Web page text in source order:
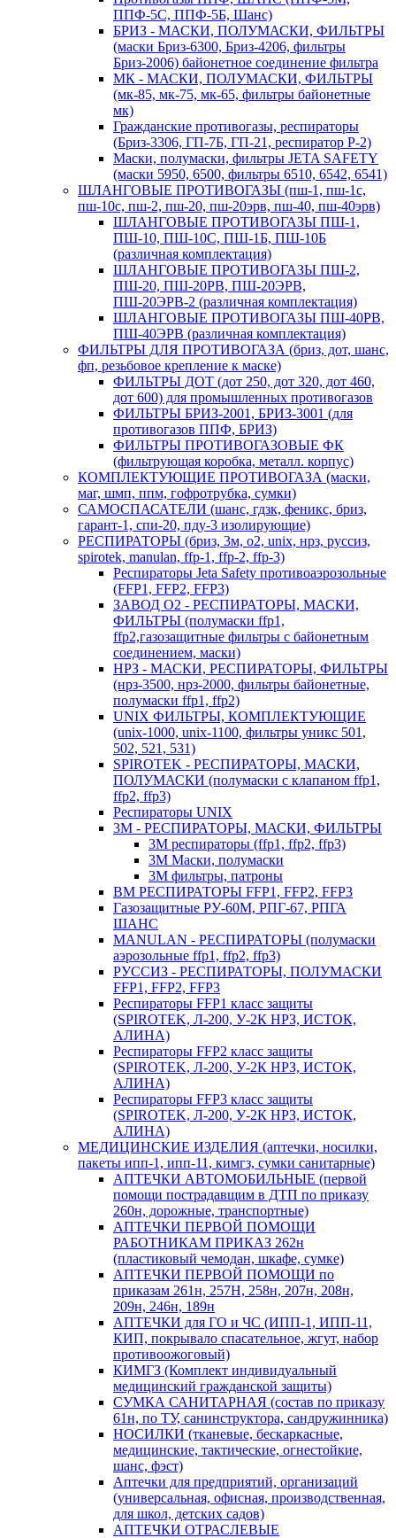
ППФ-5С, ППФ-5Б, Шанс)
БРИЗ - МАСКИ, ПОЛУМАСКИ, ФИЛЬТРЫ
(маски Бриз-6300, Бриз-4206, фильтры
Бриз-2006) байонетное соединение фильтра
МК - МАСКИ, ПОЛУМАСКИ, ФИЛЬТРЫ
(мк-85, мк-75, мк-65, фильтры байонетные
мк)
Гражданские противогазы, респираторы
(Бриз-3306, ГП-7Б, ГП-21, респиратор Р-2)
Маски, полумаски, фильтры JETA SAFETY
(маски 5950, 6500, фильтры 6510, 6542, 6541)
ШЛАНГОВЫЕ ПРОТИВОГАЗЫ (пш-1, пш-1с,
пш-10с, пш-2, пш-20, пш-20эрв, пш-40, пш-40эрв)
ШЛАНГОВЫЕ ПРОТИВОГАЗЫ ПШ-1,
ПШ-10, ПШ-10С, ПШ-1Б, ПШ-10Б
(различная комплектация)
ШЛАНГОВЫЕ ПРОТИВОГАЗЫ ПШ-2,
ПШ-20, ПШ-20РВ, ПШ-20ЭРВ,
ПШ-20ЭРВ-2 (различная комплектация)
ШЛАНГОВЫЕ ПРОТИВОГАЗЫ ПШ-40РВ,
ПШ-40ЭРВ (различная комплектация)
ФИЛЬТРЫ ДЛЯ ПРОТИВОГАЗА (бриз, дот, шанс,
фп, резьбовое крепление к маске)
ФИЛЬТРЫ ДОТ (дот 250, дот 320, дот 460,
дот 600) для промышленных противогазов
ФИЛЬТРЫ БРИЗ-2001, БРИЗ-3001 (для
противогазов ППФ, БРИЗ)
ФИЛЬТРЫ ПРОТИВОГАЗОВЫЕ ФК
(фильтрующая коробка, металл. корпус)
КОМПЛЕКТУЮЩИЕ ПРОТИВОГАЗА (маски,
маг, шмп, ппм, гофротрубка, сумки)
САМОСПАСАТЕЛИ (шанс, гдзк, феникс, бриз,
гарант-1, спи-20, пду-3 изолирующие)
РЕСПИРАТОРЫ (бриз, 3м, o2, unix, нрз, руссиз,
spirotek, manulan, ffp-1, ffp-2, ffp-3)
Респираторы Jeta Safety противоаэрозольные
(FFP1, FFP2, FFP3)
ЗАВОД О2 - РЕСПИРАТОРЫ, МАСКИ,
ФИЛЬТРЫ (полумаски ffp1,
ffp2,газозащитные фильтры с байонетным
соединением, маски)
НРЗ - МАСКИ, РЕСПИРАТОРЫ, ФИЛЬТРЫ
(нрз-3500, нрз-2000, фильтры байонетные,
полумаски ffp1, ffp2)
UNIX ФИЛЬТРЫ, КОМПЛЕКТУЮЩИЕ
(unix-1000, unix-1100, фильтры уникс 501,
502, 521, 531)
SPIROTEK - РЕСПИРАТОРЫ, МАСКИ,
ПОЛУМАСКИ (полумаски с клапаном ffp1,
ffp2, ffp3)
Респираторы UNIX
3М - РЕСПИРАТОРЫ, МАСКИ, ФИЛЬТРЫ
3М респираторы (ffp1, ffp2, ffp3)
3М Маски, полумаски
3М фильтры, патроны
ВМ РЕСПИРАТОРЫ FFP1, FFP2, FFP3
Газозащитные РУ-60М, РПГ-67, РПГА
ШАНС
MANULAN - РЕСПИРАТОРЫ (полумаски
аэрозольные ffp1, ffp2, ffp3)
РУССИЗ - РЕСПИРАТОРЫ, ПОЛУМАСКИ
FFP1, FFP2, FFP3
Респираторы FFP1 класс защиты
(SPIROTEK, Л-200, У-2К НРЗ, ИСТОК,
АЛИНА)
Респираторы FFP2 класс защиты
(SPIROTEK, Л-200, У-2К НРЗ, ИСТОК,
АЛИНА)
Респираторы FFP3 класс защиты
(SPIROTEK, Л-200, У-2К НРЗ, ИСТОК,
АЛИНА)
МЕДИЦИНСКИЕ ИЗДЕЛИЯ (аптечки, носилки,
пакеты ипп-1, ипп-11, кимгз, сумки санитарные)
АПТЕЧКИ АВТОМОБИЛЬНЫЕ (первой
помощи пострадавщим в ДТП по приказу
260н, дорожные, транспортные)
АПТЕЧКИ ПЕРВОЙ ПОМОЩИ
РАБОТНИКАМ ПРИКАЗ 262н
(пластиковый чемодан, шкафе, сумке)
АПТЕЧКИ ПЕРВОЙ ПОМОЩИ по
приказам 261н, 257Н, 258н, 207н, 208н,
209н, 246н, 189н
АПТЕЧКИ для ГО и ЧС (ИПП-1, ИПП-11,
КИП, покрывало спасательное, жгут, набор
противоожоговый)
КИМГЗ (Комплект индивидуальный
медицинский гражданской защиты)
СУМКА САНИТАРНАЯ (состав по приказу
61н, по ТУ, санинструктора, сандружинника)
НОСИЛКИ (тканевые, бескаркасные,
медицинские, тактические, огнестойкие,
шанс, фэст)
Аптечки для предприятий, организаций
(универсальная, офисная, производственная,
для школ, детских садов)
АПТЕЧКИ ОТРАСЛЕВЫЕ